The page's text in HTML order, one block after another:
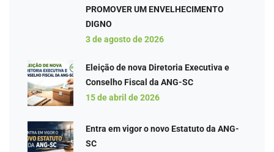
PROMOVER UM ENVELHECIMENTO
DIGNO
3 de agosto de 2026
Eleição de nova Diretoria Executiva e
Conselho Fiscal da ANG-SC
15 de abril de 2026
Entra em vigor o novo Estatuto da ANG-
SC